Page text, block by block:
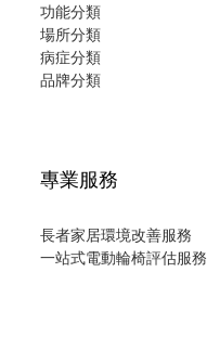
功能分類
場所分類
病症分類
品牌分類
專業服務
長者家居環境改善服務
一站式電動輪椅評估服務